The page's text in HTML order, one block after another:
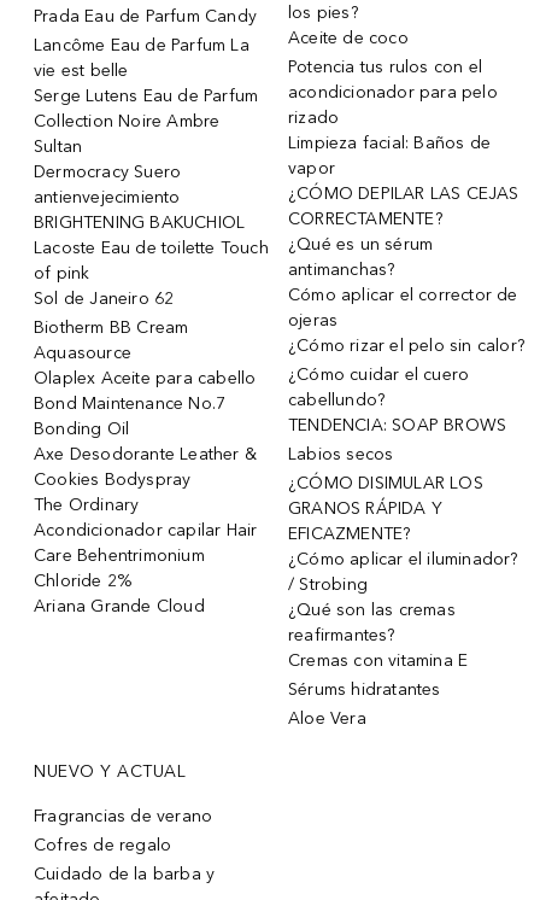
Prada Eau de Parfum Candy
Lancôme Eau de Parfum La
vie est belle
Serge Lutens Eau de Parfum
Collection Noire Ambre
Sultan
Dermocracy Suero
antienvejecimiento
BRIGHTENING BAKUCHIOL
Lacoste Eau de toilette Touch
of pink
Sol de Janeiro 62
Biotherm BB Cream
Aquasource
Olaplex Aceite para cabello
Bond Maintenance No.7
Bonding Oil
Axe Desodorante Leather &
Cookies Bodyspray
The Ordinary
Acondicionador capilar Hair
Care Behentrimonium
Chloride 2%
Ariana Grande Cloud
los pies?
Aceite de coco
Potencia tus rulos con el
acondicionador para pelo
rizado
Limpieza facial: Baños de
vapor
¿CÓMO DEPILAR LAS CEJAS
CORRECTAMENTE?
¿Qué es un sérum
antimanchas?
Cómo aplicar el corrector de
ojeras
¿Cómo rizar el pelo sin calor?
¿Cómo cuidar el cuero
cabellundo?
TENDENCIA: SOAP BROWS
Labios secos
¿CÓMO DISIMULAR LOS
GRANOS RÁPIDA Y
EFICAZMENTE?
¿Cómo aplicar el iluminador?
/ Strobing
¿Qué son las cremas
reafirmantes?
Cremas con vitamina E
Sérums hidratantes
Aloe Vera
NUEVO Y ACTUAL
Fragrancias de verano
Cofres de regalo
Cuidado de la barba y